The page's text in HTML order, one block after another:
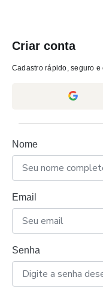
Criar conta
Cadastro rápido, seguro e
Nome
Email
Senha